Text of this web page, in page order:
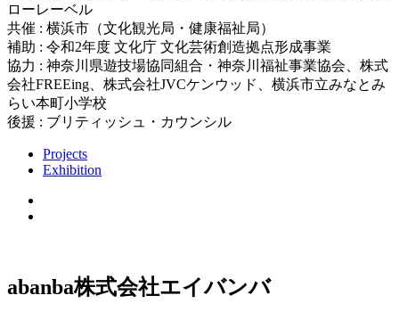
ローレーベル
共催 : 横浜市（文化観光局・健康福祉局）
補助 : 令和2年度 文化庁 文化芸術創造拠点形成事業
協力 : 神奈川県遊技場協同組合・神奈川福祉事業協会、株式
会社FREEing、株式会社JVCケンウッド、横浜市立みなとみ
らい本町小学校
後援 : ブリティッシュ・カウンシル
Projects
Exhibition
abanba株式会社エイバンバ